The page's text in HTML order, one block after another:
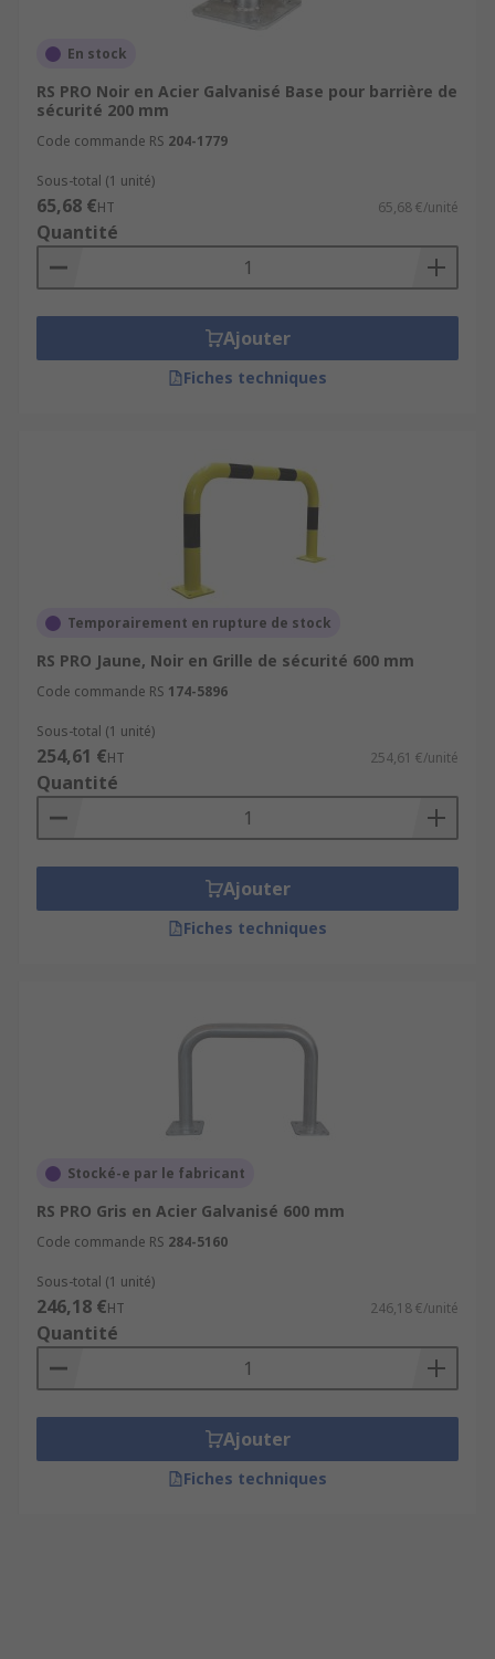
En stock
RS PRO Noir en Acier Galvanisé Base pour barrière de
sécurité 200 mm
Code commande RS 204-1779
Sous-total (1 unité)
65,68 €HT 65,68 €/unité
Quantité
Ajouter
Fiches techniques
Temporairement en rupture de stock
RS PRO Jaune, Noir en Grille de sécurité 600 mm
Code commande RS 174-5896
Sous-total (1 unité)
254,61 €HT 254,61 €/unité
Quantité
Ajouter
Fiches techniques
Stocké-e par le fabricant
RS PRO Gris en Acier Galvanisé 600 mm
Code commande RS 284-5160
Sous-total (1 unité)
246,18 €HT 246,18 €/unité
Quantité
Ajouter
Fiches techniques